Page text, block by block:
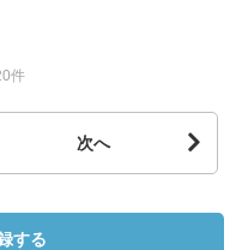
件
次へ
する